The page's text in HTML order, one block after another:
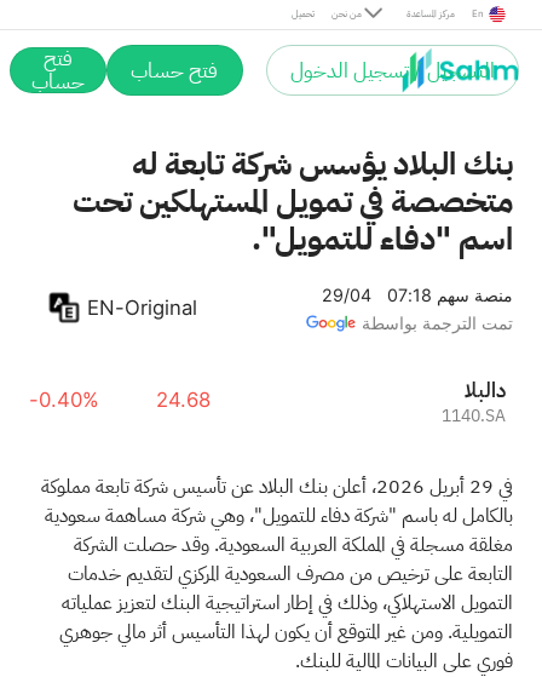
تحميل من نحن مركز المساعدة En
التسجيل / تسجيل الدخول فتح حساب فتح
حساب
بنك البلاد يؤسس شركة تابعة له
متخصصة في تمويل المستهلكين تحت
اسم "دفاء للتمويل".
منصة سهم 07:18 29/04
تمت الترجمة بواسطة
EN-Original
البلاد
1140.SA
24.68
-0.40%
في 29 أبريل 2026، أعلن بنك البلاد عن تأسيس شركة تابعة مملوكة
بالكامل له باسم "شركة دفاء للتمويل"، وهي شركة مساهمة سعودية
مغلقة مسجلة في المملكة العربية السعودية. وقد حصلت الشركة
التابعة على ترخيص من مصرف السعودية المركزي لتقديم خدمات
التمويل الاستهلاكي، وذلك في إطار استراتيجية البنك لتعزيز عملياته
التمويلية. ومن غير المتوقع أن يكون لهذا التأسيس أثر مالي جوهري
فوري على البيانات المالية للبنك.